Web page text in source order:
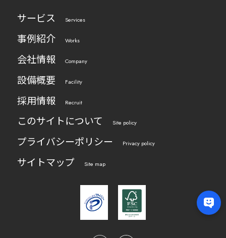
サービス Services
事例紹介 Works
会社情報 Company
設備概要 Facility
採用情報 Recruit
このサイトについて Site policy
プライバシーポリシー Privacy policy
サイトマップ Site map